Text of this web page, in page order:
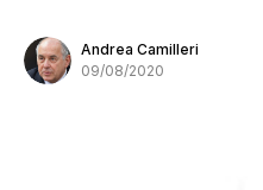
Andrea Camilleri
09/08/2020